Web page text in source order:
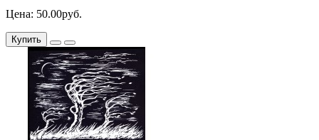
Цена: 50.00руб.
Купить